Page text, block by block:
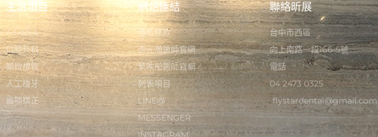
主治項目
All-on-4
口腔外科
顯微根管
人工植牙
齒顎矯正
網站連結
隱私條款
張元瀚醫師官網
葉映彤醫師官網
列表項目
LINE@
MESSENGER
INSTAGRAM
聯絡昕展
台中市西區
向上南路一段166-5號
電話
04 2473 0325
flystardental@gmail.com